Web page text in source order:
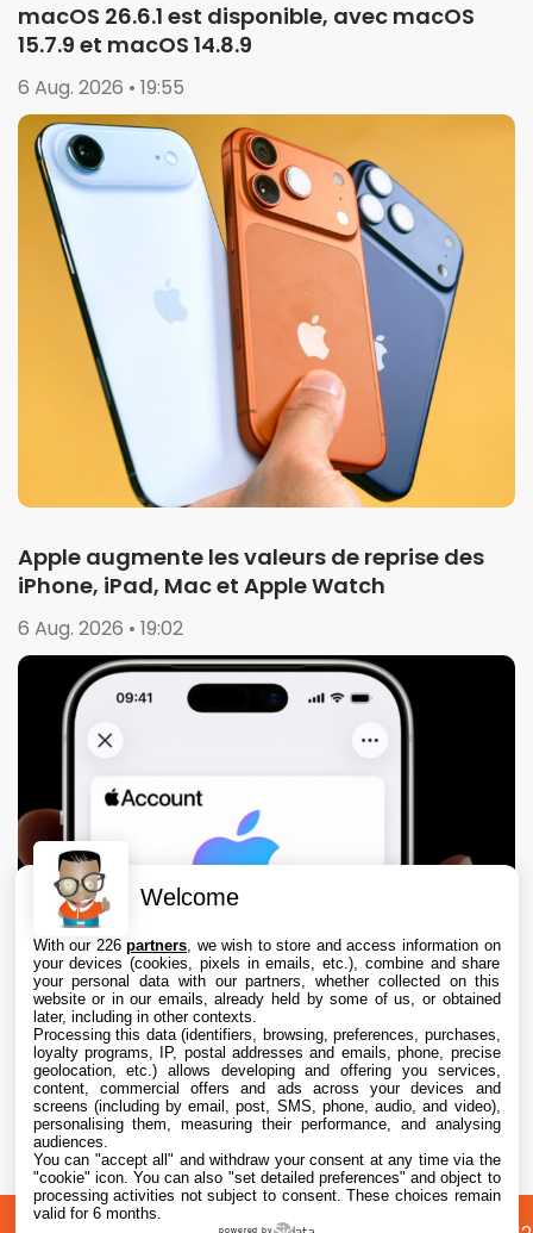
macOS 26.6.1 est disponible, avec macOS
15.7.9 et macOS 14.8.9
6 Aug. 2026 • 19:55
Apple augmente les valeurs de reprise des
iPhone, iPad, Mac et Apple Watch
6 Aug. 2026 • 19:02
La carte pour compte Apple débarque dans
4 pays européens
6 Aug. 2026 • 17:40
Welcome
With our 226partners , we wish to store and access information on
your devices (cookies, pixels in emails, etc.), combine and share
your personal data with our partners, whether collected on this
website or in our emails, already held by some of us, or obtained
later, including in other contexts.
Processing this data (identifiers, browsing, preferences, purchases,
loyalty programs, IP, postal addresses and emails, phone, precise
geolocation, etc.) allows developing and offering you services,
content, commercial offers and ads across your devices and
screens (including by email, post, SMS, phone, audio, and video),
personalising them, measuring their performance, and analysing
audiences.
You can "accept all" and withdraw your consent at any time via the
"cookie" icon. You can also "set detailed preferences" and object to
processing activities not subject to consent. These choices remain
valid for 6 months.
powered by